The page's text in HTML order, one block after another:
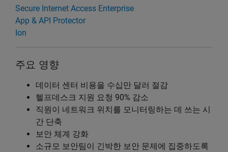
Secure Internet Access Enterprise
App & API Protector
Ion
주요 영향
데이터 센터 비용을 수십만 달러 절감
헬프데스크 지원 요청 90% 감소
직원이 네트워크 위치를 모니터링하는 데 쓰는 시
간 단축
보안 체계 강화
소규모 보안팀이 긴박한 보안 문제에 집중하도록